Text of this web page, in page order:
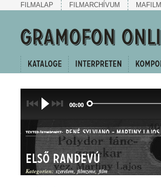
FILMALAP FILMARCHÍVUM MAFILM
00:00
TEXTER/KOMPONIST: RENÉ SYLVIANO-MARTINY LAJOS
Első randevú
Kategorien: szerelem filmzene film